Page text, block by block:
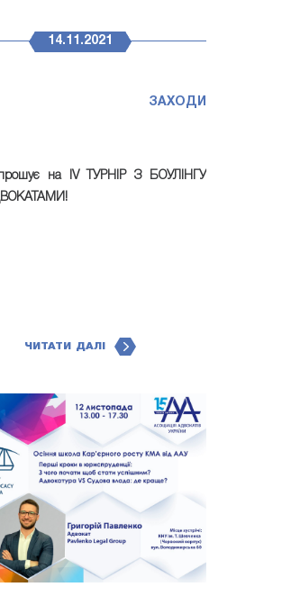
14.11.2021
ЗАХОДИ
на ІV ТУРНІР З БОУЛІНГУ
ЧИТАТИ ДАЛІ